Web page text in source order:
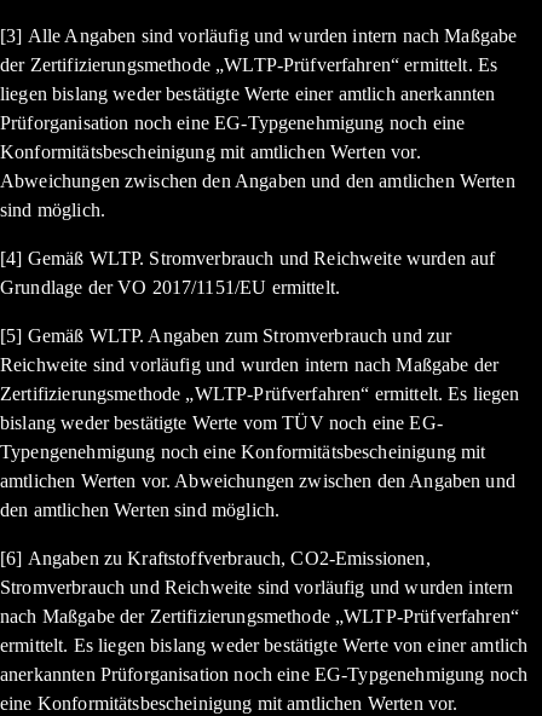
[3] Alle Angaben sind vorläufig und wurden intern nach Maßgabe
der Zertifizierungsmethode „WLTP-Prüfverfahren“ ermittelt. Es
liegen bislang weder bestätigte Werte einer amtlich anerkannten
Prüforganisation noch eine EG-Typgenehmigung noch eine
Konformitätsbescheinigung mit amtlichen Werten vor.
Abweichungen zwischen den Angaben und den amtlichen Werten
sind möglich.
[4] Gemäß WLTP. Stromverbrauch und Reichweite wurden auf
Grundlage der VO 2017/1151/EU ermittelt.
[5] Gemäß WLTP. Angaben zum Stromverbrauch und zur
Reichweite sind vorläufig und wurden intern nach Maßgabe der
Zertifizierungsmethode „WLTP-Prüfverfahren“ ermittelt. Es liegen
bislang weder bestätigte Werte vom TÜV noch eine EG-
Typengenehmigung noch eine Konformitätsbescheinigung mit
amtlichen Werten vor. Abweichungen zwischen den Angaben und
den amtlichen Werten sind möglich.
[6] Angaben zu Kraftstoffverbrauch, CO2-Emissionen,
Stromverbrauch und Reichweite sind vorläufig und wurden intern
nach Maßgabe der Zertifizierungsmethode „WLTP-Prüfverfahren“
ermittelt. Es liegen bislang weder bestätigte Werte von einer amtlich
anerkannten Prüforganisation noch eine EG-Typgenehmigung noch
eine Konformitätsbescheinigung mit amtlichen Werten vor.